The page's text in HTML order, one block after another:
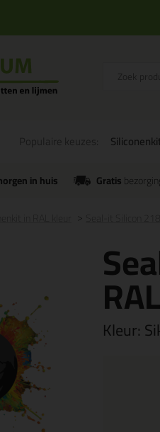
in huis Gratis
Kleur: